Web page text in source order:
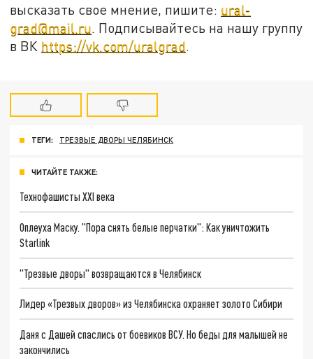
высказать свое мнение, пишите: ural-
grad@mail.ru. Подписывайтесь на нашу группу
в ВК https://vk.com/uralgrad.
ТЕГИ: ТРЕЗВЫЕ ДВОРЫ ЧЕЛЯБИНСК
ЧИТАЙТЕ ТАКЖЕ:
Технофашисты XXI века
Оплеуха Маску. "Пора снять белые перчатки": Как уничтожить
Starlink
"Трезвые дворы" возвращаются в Челябинск
Лидер «Трезвых дворов» из Челябинска охраняет золото Сибири
Даня с Дашей спаслись от боевиков ВСУ. Но беды для малышей не
закончились